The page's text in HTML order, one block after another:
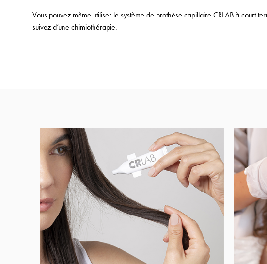
Vous pouvez même utiliser le système de prothèse capillaire CRLAB à court
suivez d’une chimiothérapie.